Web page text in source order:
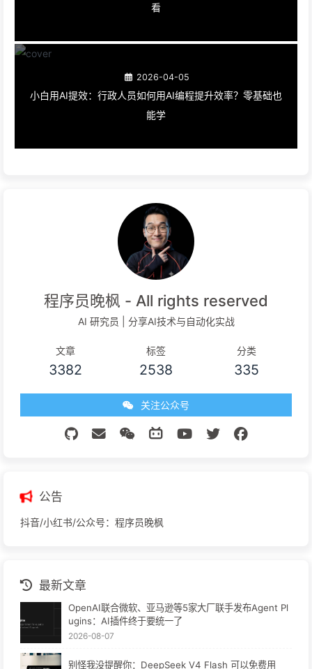
看
2026-04-05
小白用AI提效：行政人员如何用AI编程提升效率？零基础也
能学
程序员晚枫 - All rights reserved
AI 研究员 | 分享AI技术与自动化实战
文章
3382
标签
2538
分类
335
关注公众号
公告
抖音/小红书/公众号：程序员晚枫
最新文章
OpenAI联合微软、亚马逊等5家大厂联手发布Agent Pl
ugins：AI插件终于要统一了
2026-08-07
别怪我没提醒你：DeepSeek V4 Flash 可以免费用